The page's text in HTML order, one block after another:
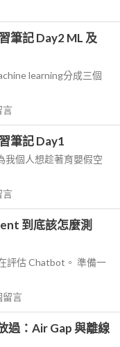
筆記 Day2 ML 及
learning分成三個
言
筆記 Day1
我個人想趁著育嬰假空
言
到底該怎麼測
評估 Chatbot。 準備一
留言
過：Air Gap 與離線